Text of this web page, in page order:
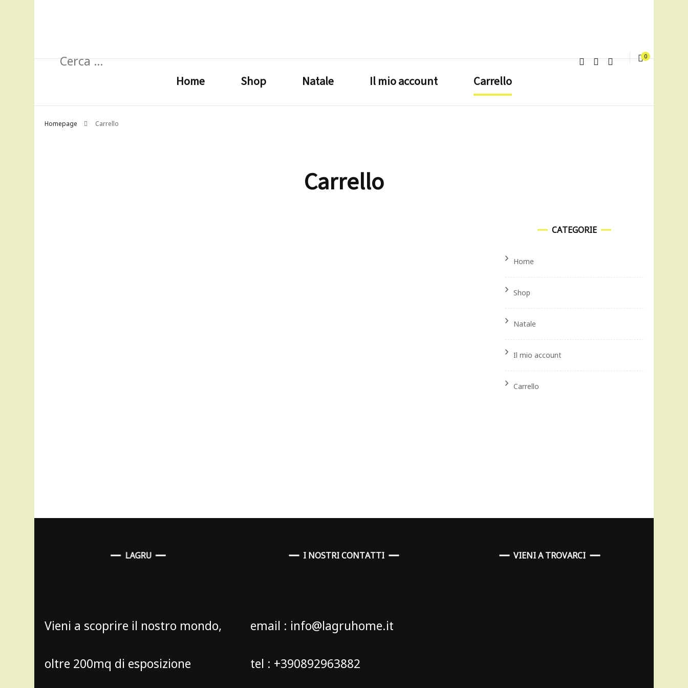
Ricerca
0
Home Shop Natale Il mio account Carrello
Homepage Carrello
Carrello
CATEGORIE
Home
Shop
Natale
Il mio account
Carrello
LAGRU
Vieni a scoprire il nostro mondo,
oltre 200mq di esposizione
I NOSTRI CONTATTI
email : info@lagruhome.it
tel : +390892963882
VIENI A TROVARCI